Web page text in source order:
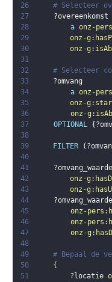
26
# Selecteer
27
?overeenkomst
28
a onz-pers
29
onz-g :
30
onz-g :
31
32
# Selecteer
33
?omvang
34
a onz-pers
35
onz-g :
36
onz-g :
37
OPTIONAL {
38
39
FILTER (
40
41
?omvang_waarde
42
onz-g :
43
onz-g :
44
45
onz-pers :
46
onz-pers :
47
onz-g :
48
49
# Bepaal de
50
{
51
?locatie